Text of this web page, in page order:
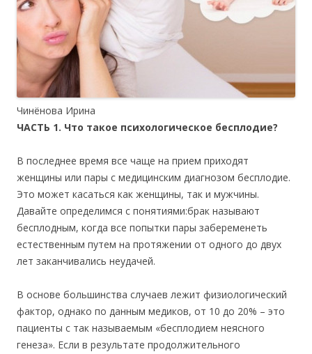
Чинёнова Ирина
ЧАСТЬ 1. Что такое психологическое бесплодие?
В последнее время все чаще на прием приходят
женщины или пары с медицинским диагнозом бесплодие.
Это может касаться как женщины, так и мужчины.
Давайте определимся с понятиями:брак называют
бесплодным, когда все попытки пары забеременеть
естественным путем на протяжении от одного до двух
лет заканчивались неудачей.
В основе большинства случаев лежит физиологический
фактор, однако по данным медиков, от 10 до 20% – это
пациенты с так называемым «бесплодием неясного
генеза». Если в результате продолжительного